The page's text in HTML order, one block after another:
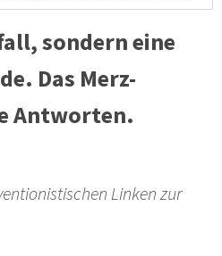
sondern eine
Das Merz-
Antworten.
Linken zur